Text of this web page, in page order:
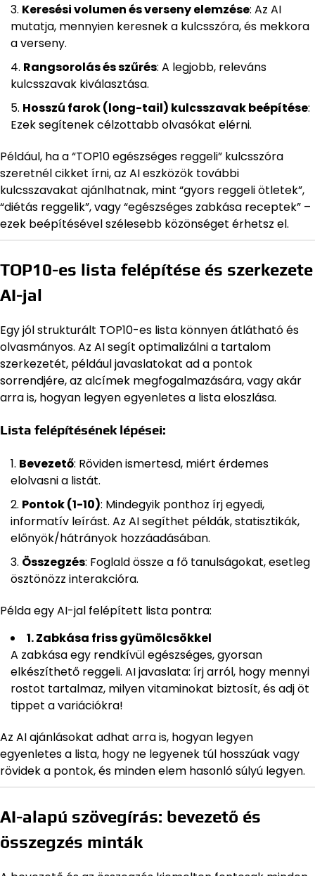
Keresési volumen és verseny elemzése: Az AI
mutatja, mennyien keresnek a kulcsszóra, és mekkora
a verseny.
Rangsorolás és szűrés: A legjobb, releváns
kulcsszavak kiválasztása.
Hosszú farok (long-tail) kulcsszavak beépítése:
Ezek segítenek célzottabb olvasókat elérni.
Például, ha a “TOP10 egészséges reggeli” kulcsszóra
szeretnél cikket írni, az AI eszközök további
kulcsszavakat ajánlhatnak, mint “gyors reggeli ötletek”,
“diétás reggelik”, vagy “egészséges zabkása receptek” –
ezek beépítésével szélesebb közönséget érhetsz el.
TOP10-es lista felépítése és szerkezete
AI-jal
Egy jól strukturált TOP10-es lista könnyen átlátható és
olvasmányos. Az AI segít optimalizálni a tartalom
szerkezetét, például javaslatokat ad a pontok
sorrendjére, az alcímek megfogalmazására, vagy akár
arra is, hogyan legyen egyenletes a lista eloszlása.
Lista felépítésének lépései:
Bevezető: Röviden ismertesd, miért érdemes
elolvasni a listát.
Pontok (1-10): Mindegyik ponthoz írj egyedi,
informatív leírást. Az AI segíthet példák, statisztikák,
előnyök/hátrányok hozzáadásában.
Összegzés: Foglald össze a fő tanulságokat, esetleg
ösztönözz interakcióra.
Példa egy AI-jal felépített lista pontra:
1. Zabkása friss gyümölcsökkel
A zabkása egy rendkívül egészséges, gyorsan
elkészíthető reggeli. AI javaslata: írj arról, hogy mennyi
rostot tartalmaz, milyen vitaminokat biztosít, és adj öt
tippet a variációkra!
Az AI ajánlásokat adhat arra is, hogyan legyen
egyenletes a lista, hogy ne legyenek túl hosszúak vagy
rövidek a pontok, és minden elem hasonló súlyú legyen.
AI-alapú szövegírás: bevezető és
összegzés minták